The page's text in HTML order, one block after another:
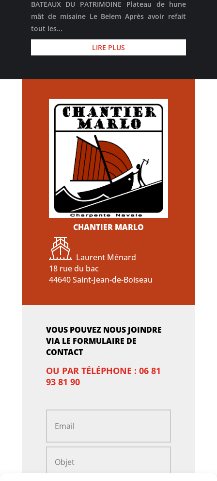
BATEAUX DU PATRIMOINE Plateau de hune
mât de misaine Le Belem Après avoir refait
tout les...
LIRE PLUS
CHANTIER MARLO
Laurent Ménard
18 rue du bac
44640 Saint-Jean-de-Boiseau
VOUS POUVEZ NOUS JOINDRE
VIA LE FORMULAIRE DE
CONTACT
OU PAR TÉLÉPHONE : 06 81
93 81 90